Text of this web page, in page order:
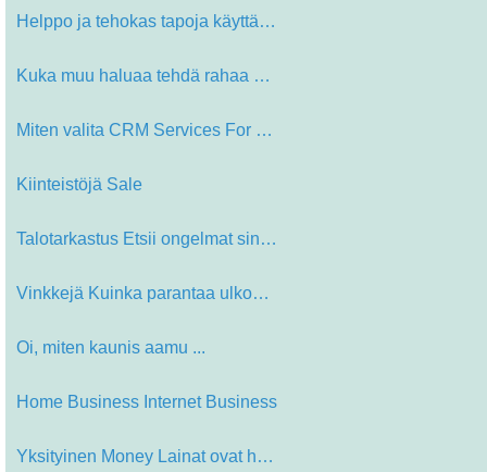
Helppo ja tehokas tapoja käyttää…
Kuka muu haluaa tehdä rahaa Adsens…
Miten valita CRM Services For Your …
Kiinteistöjä Sale
Talotarkastus Etsii ongelmat sinun …
Vinkkejä Kuinka parantaa ulkonäkö…
Oi, miten kaunis aamu ...
Home Business Internet Business
Yksityinen Money Lainat ovat hyödy…